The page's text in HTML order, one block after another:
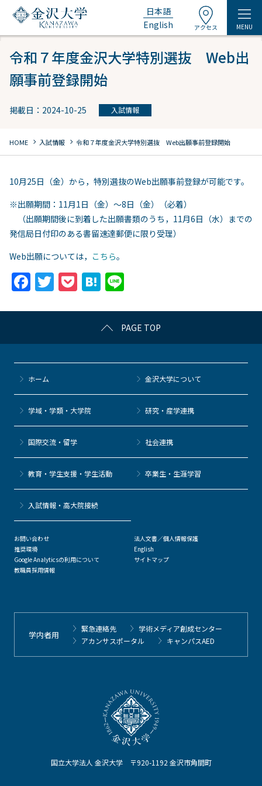
日本語
English
アクセス MENU
令和７年度金沢大学特別選抜 Web出
願事前登録開始
掲載日：2024-10-25 入試情報
HOME chevron_right 入試情報 chevron_right 令和７年度金沢大学特別選抜 Web出願事前登録開始
10月25日（金）から，特別選抜のWeb出願事前登録が可能です。
※出願期間：11月1日（金）～8日（金）（必着）
（出願期間後に到着した出願書類のうち，11月6日（水）までの
発信局日付印のある書留速達郵便に限り受理）
Web出願については， こちら。
F
c
e
b
o
o
k
T
itt
er
P
c
k
et
H
e
n
a
e
PAGE TOP
国立大学法人 金沢大学 〒920-1192 金沢市角間町
ホーム 金沢大学について
学域・学類・大学院 研究・産学連携
国際交流・留学 社会連携
教育・学生支援・学生活動 卒業生・生涯学習
⼊試情報・高大院接続
お問い合わせ
推奨環境
Google Analyticsの利用について
教職員採用情報
法人文書／個人情報保護
English
サイトマップ
学内者用
緊急連絡先
学術メディア創成センター
アカンサスポータル
キャンパスAED